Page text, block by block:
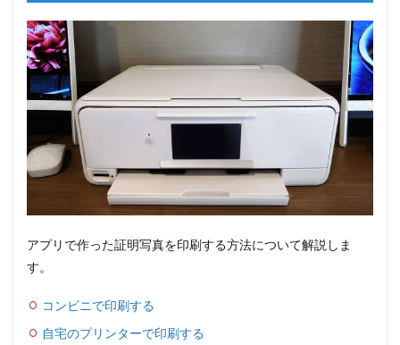
アプリで作った証明写真を印刷する方法について解説しま
す。
コンビニで印刷する
自宅のプリンターで印刷する